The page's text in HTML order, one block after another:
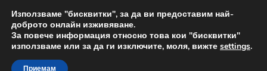
ДОСТАВКА от 12 лв.
Доставка по целия свят
Skip
Skip
Използваме "бисквитки", за да ви предоставим най-
доброто онлайн изживяване.
За повече информация относно това кои "бисквитки"
използваме или за да ги изключите, моля, вижте settings.
Приемам